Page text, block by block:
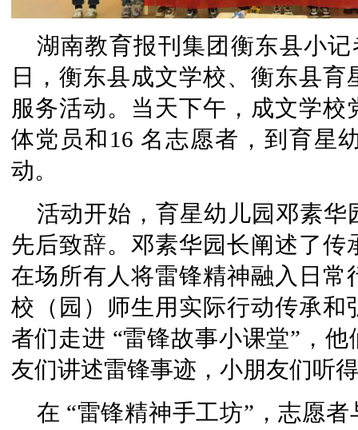
湖南教育报刊集团衡东县小
日，衡东县成文学校、衡东县
服务活动。当天下午，成文学
体党员和16 名志愿者，到育星
动。
活动开始，育星幼儿园邓素
先后致辞。邓素华园长阐述了
在场所有人将雷锋精神融入日
校（园）师生用实际行动传承
者们走进 “雷锋故事小课堂”，
友们讲述雷锋事迹，小朋友们听
在 “雷锋精神手工坊”，志愿